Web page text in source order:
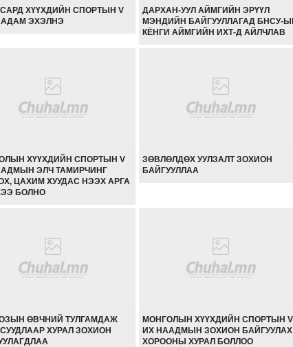
ХҮҮХДИЙН СПОРТЫН V
ЭХЭЛНЭ
ДАРХАН-УУЛ АЙМГИЙН ЭРҮҮЛ
МЭНДИЙН БАЙГУУЛЛАГАД БНСУ-
КЁНГИ АЙМГИЙН ИХТ-Д АЙЛЧЛАВ
ХҮҮХДИЙН СПОРТЫН V
ЭЛЧ ТАМИРЧИНГ
ЦАХИМ ХУУДАС НЭЭХ АРГА
БОЛНО
ЗӨВЛӨЛДӨХ УУЛЗАЛТ ЗОХИОН
БАЙГУУЛЛАА
ӨВЧНИЙ ТУЛГАМДАЖ
ХУРАЛ ЗОХИОН
МОНГОЛЫН ХҮҮХДИЙН СПОРТЫН V
ИХ НААДМЫН ЗОХИОН БАЙГУУЛАХ
ХОРООНЫ ХУРАЛ БОЛЛОО